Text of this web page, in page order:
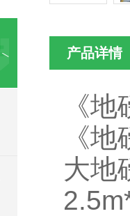
产品详情
《
《
大地